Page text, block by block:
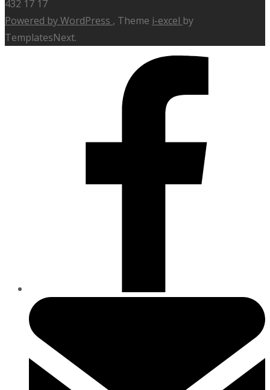
432 17 17
Powered by WordPress , Theme i-excel by
TemplatesNext.